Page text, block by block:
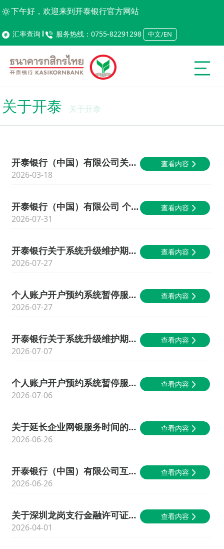
下午好，欢迎来到开泰银行官方网站
汇率查询 服务热线：0755-82291298 中文/EN
关于开泰 关于开泰
开泰银行（中国）有限公司关于2026年人民银行支付系统运行维护期间暂停服务的公告
2026-03-18
查看内容
开泰银行（中国）有限公司 个人贷款正常履约年化综合融资成本上限公示
2026-07-31
查看内容
开泰银行关于系统升级维护期间暂停部分线上贷款业务的公告
2026-07-27
查看内容
个人账户开户预约系统暂停服务公告
2026-07-27
查看内容
开泰银行关于系统升级维护期间暂停部分线上贷款业务及企业网银服务的公告
2026-07-07
查看内容
个人账户开户预约系统暂停服务公告
2026-07-06
查看内容
关于延长企业网银服务时间的公告
2026-06-26
查看内容
开泰银行（中国）有限公司互联网贷款产品合作机构名单
2026-06-26
查看内容
关于深圳龙岗支行金融许可证注销的公告
2026-04-01
查看内容